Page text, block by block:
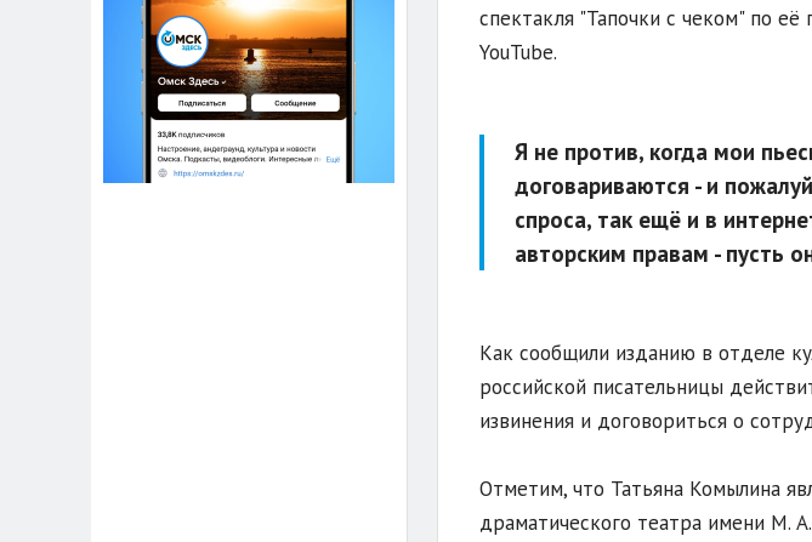
спектакля "Тапочки с чеком" по
YouTube.
Я не против, когда мои
договариваются - и
спроса, так ещё и в
авторским правам - пусть
Как сообщили изданию в отделе
российской писательницы
извинения и договориться о
Отметим, что Татьяна Комылина
драматического театра имени М.